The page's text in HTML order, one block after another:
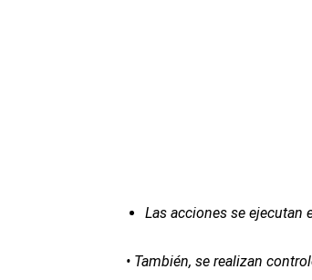
Las acciones se ejecutan
• También, se realizan